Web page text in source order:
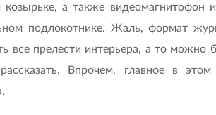
козырьке, а также видеомагнитофон
подлокотнике. Жаль, формат
все прелести интерьера, а то можно
Впрочем, главное в